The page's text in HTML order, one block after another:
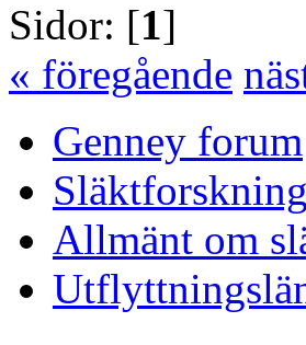
Sidor: [1]
« föregående
Genney forum
Släktforskning
Allmänt om